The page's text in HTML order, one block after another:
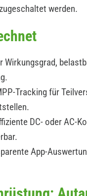
werden.
Wirkungsgrad,
Tracking für
DC- oder AC-
App-